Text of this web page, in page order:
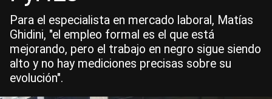
Para el especialista en mercado laboral, Matías
Ghidini, "el empleo formal es el que está
mejorando, pero el trabajo en negro sigue siendo
alto y no hay mediciones precisas sobre su
evolución".